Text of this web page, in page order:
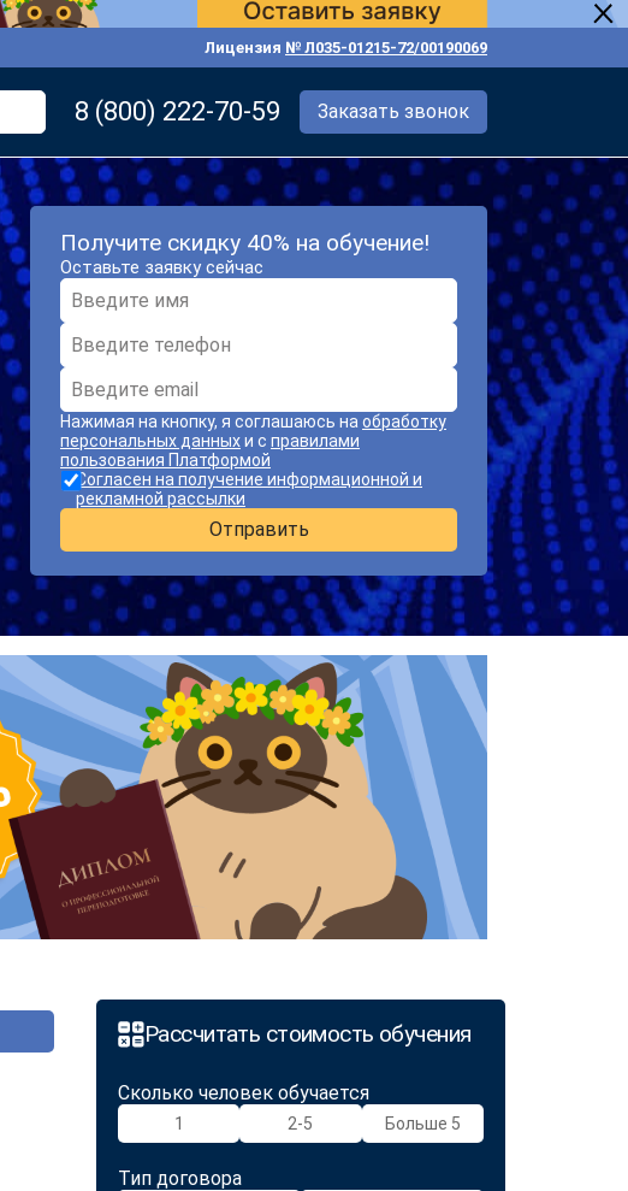
Лицензия № Л035-01215-72/00190069
8 (800) 222-70-59 Заказать звонок
Получите скидку 40% на обучение!
Оставьте заявку сейчас
Нажимая на кнопку, я соглашаюсь на обработку
персональных данныхи с правилами
пользования Платформой
Согласен на получение информационной и
рекламной рассылки
Отправить
Рассчитать стоимость обучения
Сколько человек обучается
1 2-5 Больше 5
Тип договора